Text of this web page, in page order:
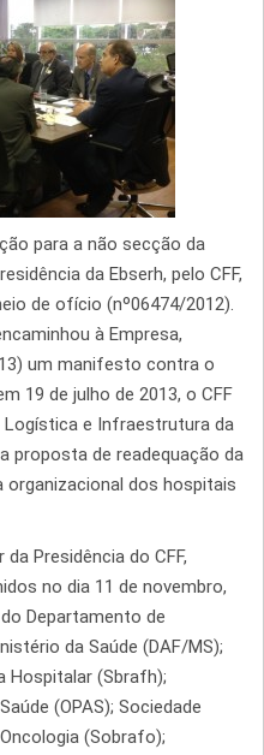
para a não secção da
da Ebserh, pelo CFF,
de ofício (nº06474/2012).
à Empresa,
um manifesto contra o
19 de julho de 2013, o CFF
Logística e Infraestrutura da
proposta de readequação da
dos hospitais
Presidência do CFF,
no dia 11 de novembro,
Departamento de
da Saúde (DAF/MS);
Hospitalar (Sbrafh);
(OPAS); Sociedade
(Sobrafo);